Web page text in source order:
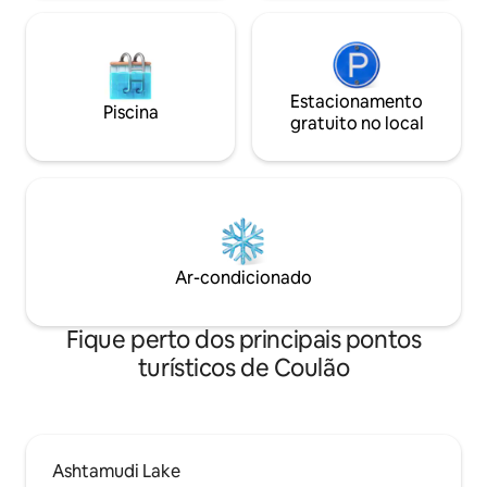
Piscina
Estacionamento
gratuito no local
Ar-condicionado
Fique perto dos principais pontos
turísticos de Coulão
Ashtamudi Lake